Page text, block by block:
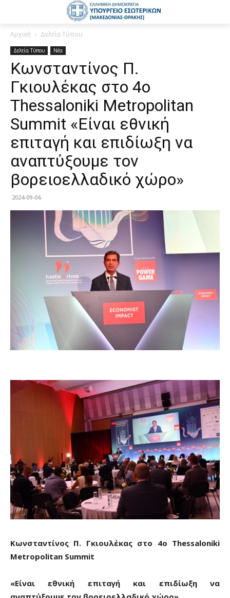
Αρχική Δελτία Τύπου
Δελτία Τύπου Νέα
Κωνσταντίνος Π.
Γκιουλέκας στο 4o
Thessaloniki Metropolitan
Summit «Είναι εθνική
επιταγή και επιδίωξη να
αναπτύξουμε τον
βορειοελλαδικό χώρο»
2024-09-06
Κωνσταντίνος Π. Γκιουλέκας στο 4o Thessaloniki
Metropolitan Summit
«Είναι εθνική επιταγή και επιδίωξη να